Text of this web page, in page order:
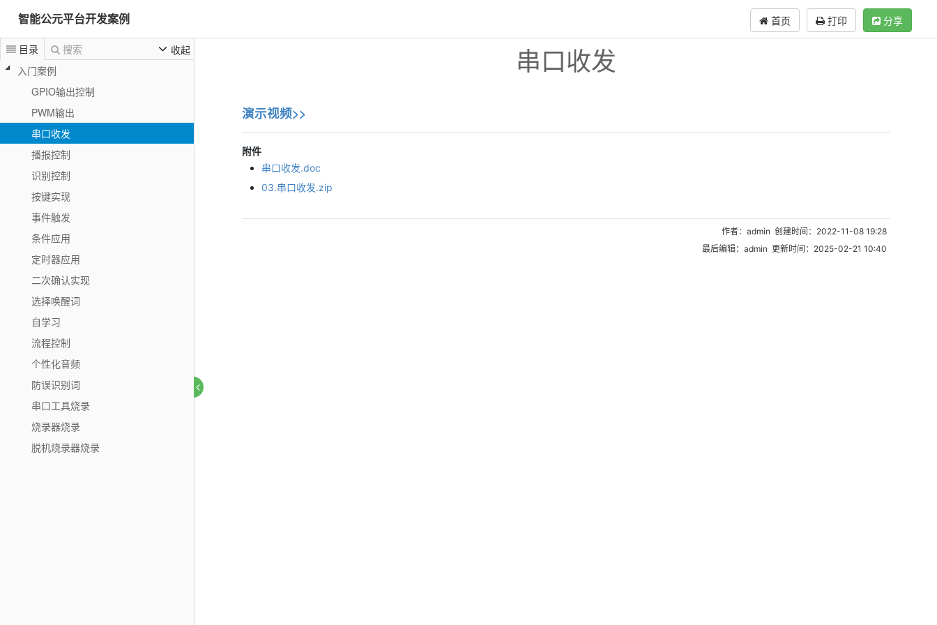
智能公元平台开发案例 首页 打印 分享
目录 搜索
收起
入门案例
GPIO输出控制
PWM输出
串口收发
播报控制
识别控制
按键实现
事件触发
条件应用
定时器应用
二次确认实现
选择唤醒词
自学习
流程控制
个性化音频
防误识别词
串口工具烧录
烧录器烧录
脱机烧录器烧录
串口收发
演示视频>>
附件
串口收发.doc
03.串口收发.zip
作者：admin 创建时间：2022-11-08 19:28
最后编辑：admin 更新时间：2025-02-21 10:40